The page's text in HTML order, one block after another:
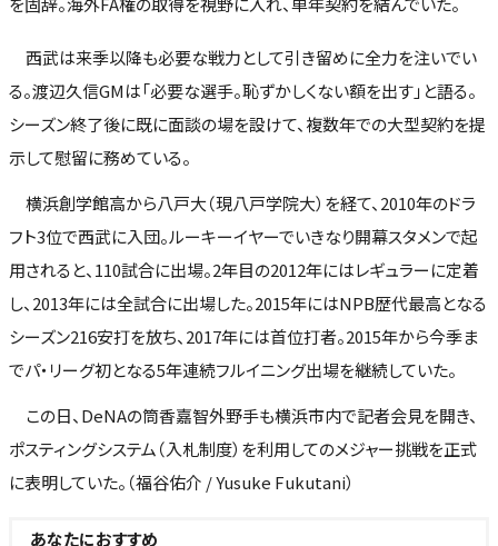
西武は来季以降も必要な戦力として引き留めに全力を注いでい
る。渡辺久信GMは「必要な選手。恥ずかしくない額を出す」と語る。
シーズン終了後に既に面談の場を設けて、複数年での大型契約を提
示して慰留に務めている。
横浜創学館高から八戸大（現八戸学院大）を経て、2010年のドラ
フト3位で西武に入団。ルーキーイヤーでいきなり開幕スタメンで起
用されると、110試合に出場。2年目の2012年にはレギュラーに定着
し、2013年には全試合に出場した。2015年にはNPB歴代最高となる
シーズン216安打を放ち、2017年には首位打者。2015年から今季ま
でパ・リーグ初となる5年連続フルイニング出場を継続していた。
この日、DeNAの筒香嘉智外野手も横浜市内で記者会見を開き、
ポスティングシステム（入札制度）を利用してのメジャー挑戦を正式
に表明していた。（福谷佑介 / Yusuke Fukutani）
あなたにおすすめ